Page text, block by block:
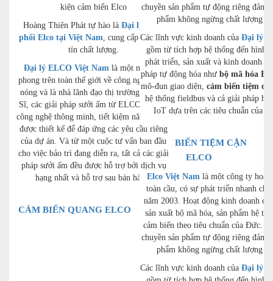
kiện cảm biến Elco
Hoàng Thiên Phát tự hào là Đại lý phân
phối Elco tại Việt Nam, cung cấp hàng uy
tín chất lượng.
Đại lý ELCO Việt Nam là một nhà tiên
phong trên toàn thế giới về công nghệ nung
nóng và là nhà lãnh đạo thị trường ở Thụy
Sĩ, các giải pháp sưởi ấm từ ELCO kết hợp
công nghệ thông minh, tiết kiệm năng lượng
được thiết kế để đáp ứng các yêu cầu riêng
của dự án. Và từ một cuộc tư vấn ban đầu
cho việc bảo trì đang diễn ra, tất cả các giải
pháp sưởi ấm đều được hỗ trợ bởi dịch vụ
hạng nhất và hỗ trợ sau bán hàng.
CẢM BIẾN QUANG ELCO
chuyền sản phẩm tự động riêng đảm
phẩm không ngừng chất lượng
Các lĩnh vực kinh doanh của Đại lý
gồm từ tích hợp hệ thống đến hình
phát triển, sản xuất và kinh doanh
pháp tự động hóa như bộ mã hóa
mô-đun giao diện, cảm biến tiệm
hệ thống fieldbus và cả giải pháp hệ
IoT dựa trên các tiêu chuẩn của
CẢM BIẾN TIỆM CẬN
ELCO
Elco Việt Nam là một công ty hoạt
toàn cầu, có sự phát triển nhanh
năm 2003. Hoạt động kinh doanh
sản xuất bộ mã hóa, sản phẩm hệ
cảm biến theo tiêu chuẩn của Đức.
chuyền sản phẩm tự động riêng đảm
phẩm không ngừng chất lượng
Các lĩnh vực kinh doanh của Đại lý